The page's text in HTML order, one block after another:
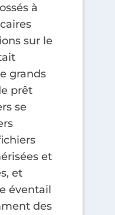
à
sur le
grands
prêt
se
et
et
éventail
des